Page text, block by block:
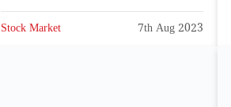
Stock Market 7th Aug 2023